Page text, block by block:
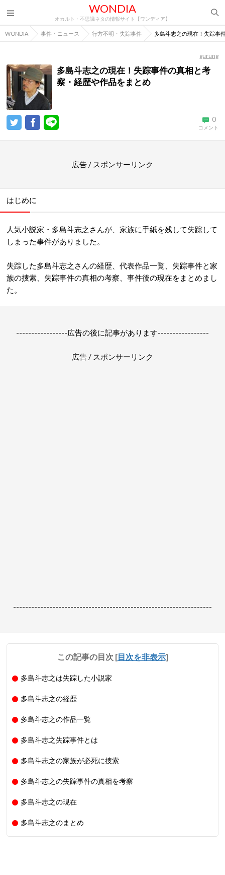
WONDIA
オカルト・不思議ネタの情報サイト【ワンディア】
WONDIA 事件・ニュース 行方不明・失踪事件 多島斗志之の現在！失踪事
gurung
多島斗志之の現在！失踪事件の真相と考
察・経歴や作品をまとめ
0
コメント
広告 / スポンサーリンク
はじめに
人気小説家・多島斗志之さんが、家族に手紙を残して失踪して
しまった事件がありました。
失踪した多島斗志之さんの経歴、代表作品一覧、失踪事件と家
族の捜索、失踪事件の真相の考察、事件後の現在をまとめまし
た。
-----------------広告の後に記事があります-----------------
広告 / スポンサーリンク
------------------------------------------------------------------
この記事の目次 [目次を非表示]
多島斗志之は失踪した小説家
多島斗志之の経歴
多島斗志之の作品一覧
多島斗志之失踪事件とは
多島斗志之の家族が必死に捜索
多島斗志之の失踪事件の真相を考察
多島斗志之の現在
多島斗志之のまとめ